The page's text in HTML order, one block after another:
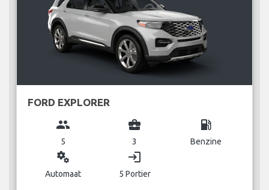
FORD EXPLORER
group
5
business_center
3
local_gas_station
Benzine
miscellaneous_services
Automaat
login
5 Portier